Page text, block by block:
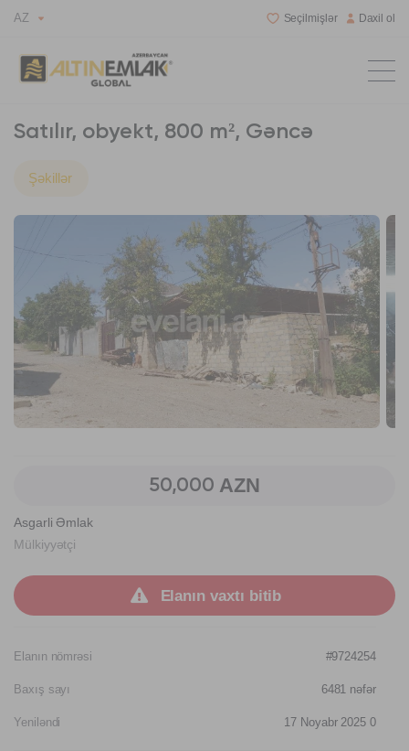
AZ Seçilmişlər Daxil ol
Satılır, obyekt, 800 m², Gəncə
Şəkillər
50,000 AZN
Asgarli Əmlak
Mülkiyyətçi
Elanın vaxtı bitib
Elanın nömrəsi #9724254
Baxış sayı 6481 nəfər
Yeniləndi 17 Noyabr 2025 0